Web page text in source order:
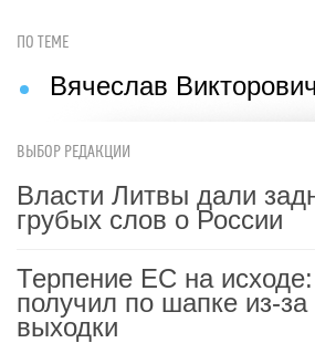
ПО ТЕМЕ
Вячеслав
ВЫБОР РЕДАКЦИИ
Власти Литвы дали
грубых слов о России
Терпение ЕС на
получил по шапке из-за
выходки